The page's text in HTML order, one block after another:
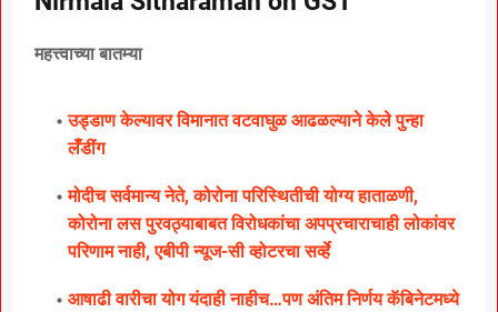
महत्त्वाच्या बातम्या
उड्डाण केल्यावर विमानात वटवाघुळ आढळल्याने केले पुन्हा
लॅँडींग
मोदीच सर्वमान्य नेते, कोरोना परिस्थितीची योग्य हाताळणी,
कोरोना लस पुरवठ्याबाबत विरोधकांचा अपप्रचाराचाही लोकांवर
परिणाम नाही, एबीपी न्यूज-सी व्होटरचा सर्व्हे
आषाढी वारीचा योग यंदाही नाहीच…पण अंतिम निर्णय कॅबिनेटमध्ये